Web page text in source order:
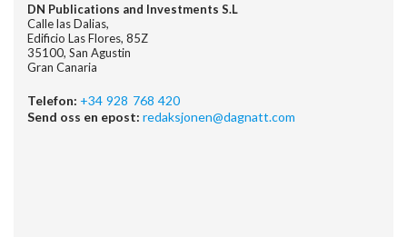
DN Publications and Investments S.L
Calle las Dalias,
Edificio Las Flores, 85Z
35100, San Agustin
Gran Canaria
Telefon: +34 928 768 420
Send oss en epost: redaksjonen@dagnatt.com